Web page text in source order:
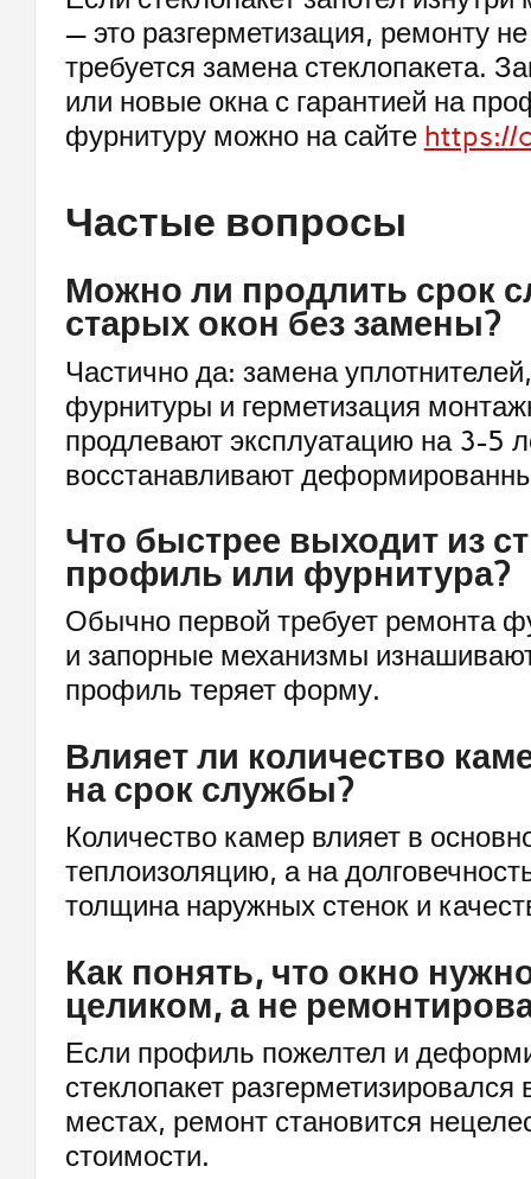
— это разгерметизация, ремонту
требуется замена стеклопакета.
или новые окна с гарантией на
фурнитуру можно на сайте https://
Частые вопросы
Можно ли продлить срок
старых окон без замены?
Частично да: замена
фурнитуры и герметизация
продлевают эксплуатацию на 3-5
восстанавливают
Что быстрее выходит из
профиль или фурнитура?
Обычно первой требует ремонта
и запорные механизмы
профиль теряет форму.
Влияет ли количество
на срок службы?
Количество камер влияет в
теплоизоляцию, а на
толщина наружных стенок и
Как понять, что окно
целиком, а не
Если профиль пожелтел и
стеклопакет разгерметизировался
местах, ремонт становится
стоимости.